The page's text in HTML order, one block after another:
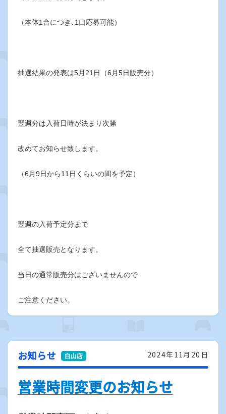
（本体1台につき､1口応募可能）
抽選結果の発表は5月21日（6月5日販売分）
翌週分は入荷日時が決まり次第
改めてお知らせ致します。
（6月9日から11日くらいの間を予定）
翌週の入荷予定分まで
全て抽選販売となります。
当日の通常販売分はございませんので
ご注意ください。
2024年11月20日
お知らせ
営業時間変更のお知らせ